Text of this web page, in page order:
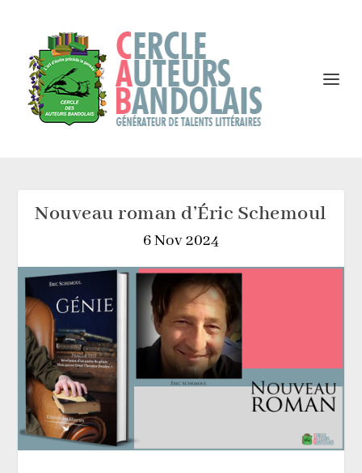
Nouveau roman d’Éric Schemoul
6 Nov 2024